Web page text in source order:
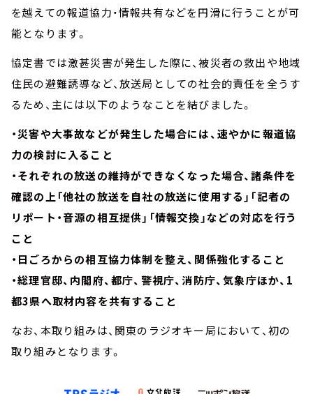
を越えての報道協力・情報共有などを円滑に行うことが可
能となります。
協定書では激甚災害が発生した際に、被災者の救出や地域
住民の避難誘導など、放送局としての社会的責任を全うす
るため、主には以下のようなことを結びました。
・災害や大事故などが発生した場合には、速やかに報道協
力の検討に入ること
・それぞれの放送の維持ができなくなった場合、諸条件を
確認の上「他社の放送を自社の放送に使用する」「記者の
リポート・音源の相互提供」「情報交換」などの対応を行う
こと
・日ごろからの相互協力体制を整え、関係強化すること
・総理官邸、内閣府、都庁、警視庁、消防庁、気象庁ほか、1
都3県へ取材内容を共有すること
なお、本取り組みは、関東のラジオキー局において、初の
取り組みとなります。